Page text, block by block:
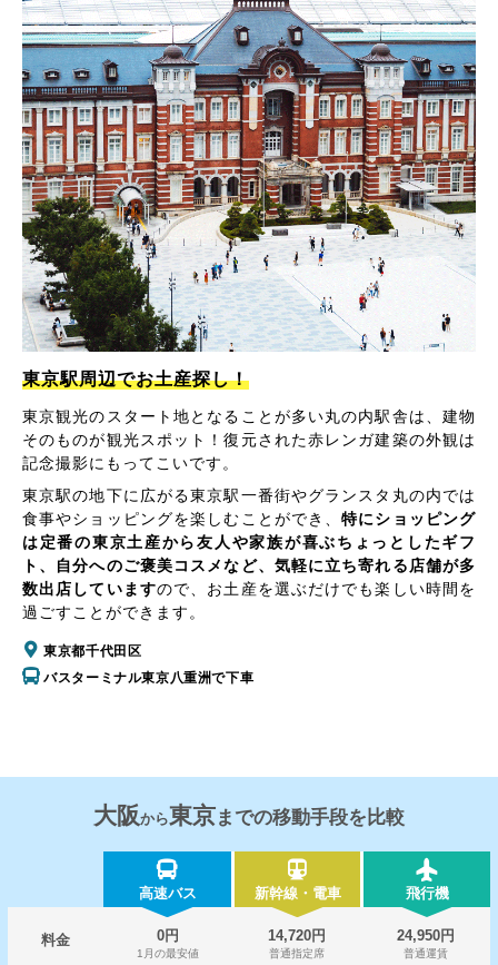
東京駅周辺でお土産探し！
東京観光のスタート地となることが多い丸の内駅舎は、建物
そのものが観光スポット！復元された赤レンガ建築の外観は
記念撮影にもってこいです。
東京駅の地下に広がる東京駅一番街やグランスタ丸の内では
食事やショッピングを楽しむことができ、特にショッピング
は定番の東京土産から友人や家族が喜ぶちょっとしたギフ
ト、自分へのご褒美コスメなど、気軽に立ち寄れる店舗が多
数出店していますので、お土産を選ぶだけでも楽しい時間を
過ごすことができます。
東京都千代田区
バスターミナル東京八重洲で下車
大阪から東京までの移動手段を比較
高速バス 新幹線・電車 飛行機
料金 0円
1月の最安値
14,720円
普通指定席
24,950円
普通運賃